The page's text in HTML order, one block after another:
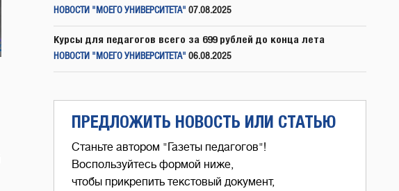
НОВОСТИ "МОЕГО УНИВЕРСИТЕТА" 07.08.2025
Курсы для педагогов всего за 699 рублей до конца лета
НОВОСТИ "МОЕГО УНИВЕРСИТЕТА" 06.08.2025
ПРЕДЛОЖИТЬ НОВОСТЬ ИЛИ СТАТЬЮ
Станьте автором "Газеты педагогов"!
Воспользуйтесь формой ниже,
чтобы прикрепить текстовый документ,